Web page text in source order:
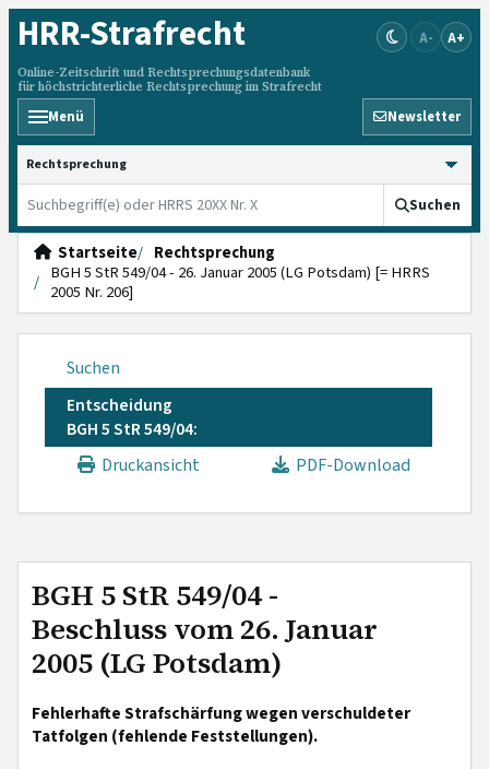
HRR-Strafrecht
Online-Zeitschrift und Rechtsprechungsdatenbank
für höchstrichterliche Rechtsprechung im Strafrecht
A- A+
Menü Newsletter
HRRS durchsuchen
Suchen
Startseite
Rechtsprechung
BGH 5 StR 549/04 - 26. Januar 2005 (LG Potsdam) [= HRRS
2005 Nr. 206]
Suchen
Entscheidung
BGH 5 StR 549/04:
Druckansicht
PDF-Download
BGH 5 StR 549/04 -
Beschluss vom 26. Januar
2005 (LG Potsdam)
Fehlerhafte Strafschärfung wegen verschuldeter
Tatfolgen (fehlende Feststellungen).